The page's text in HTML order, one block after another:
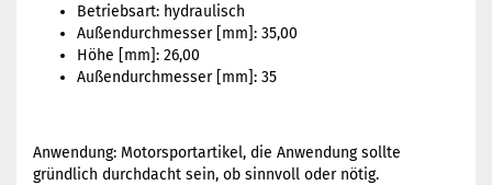
Betriebsart: hydraulisch
Außendurchmesser [mm]: 35,00
Höhe [mm]: 26,00
Außendurchmesser [mm]: 35
Anwendung: Motorsportartikel, die Anwendung sollte
gründlich durchdacht sein, ob sinnvoll oder nötig.